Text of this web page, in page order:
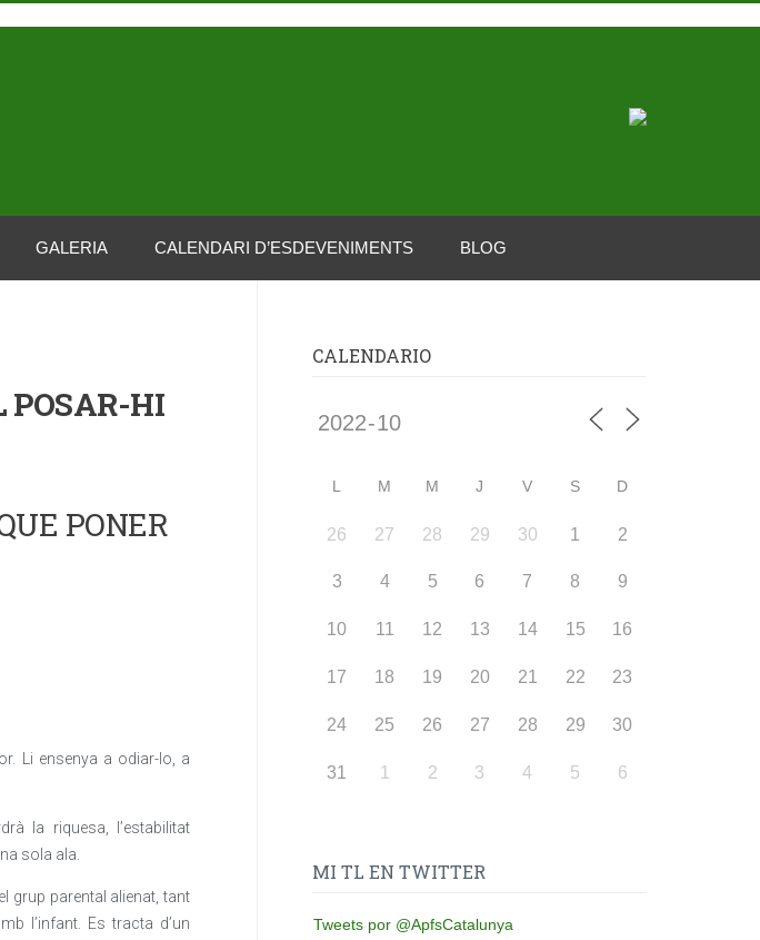
GALERIA CALENDARI D’ESDEVENIMENTS BLOG
POSAR-HI
PONER
Li ensenya a odiar-lo, a
la riquesa, l’estabilitat
sola ala.
grup parental alienat, tant
l’infant. Es tracta d’un
CALENDARIO
L M M J V S D
26 27 28 29 30 1 2
3 4 5 6 7 8 9
10 11 12 13 14 15 16
17 18 19 20 21 22 23
24 25 26 27 28 29 30
31 1 2 3 4 5 6
MI TL EN TWITTER
Tweets por @ApfsCatalunya